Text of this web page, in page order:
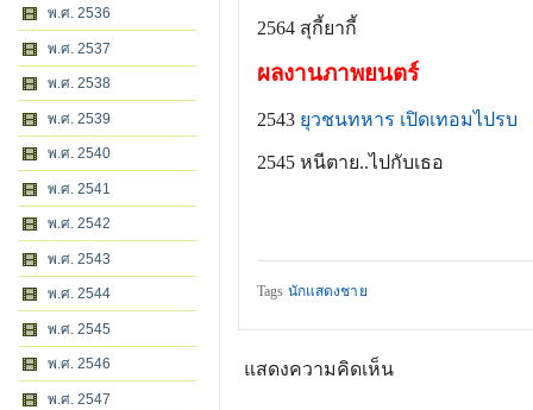
พ.ศ. 2536
พ.ศ. 2537
พ.ศ. 2538
พ.ศ. 2539
พ.ศ. 2540
พ.ศ. 2541
พ.ศ. 2542
พ.ศ. 2543
พ.ศ. 2544
พ.ศ. 2545
พ.ศ. 2546
พ.ศ. 2547
2564 สุกี้ยากี้
ผลงานภาพยนตร์
2543 ยุวชนทหาร เปิดเทอมไปรบ
2545 หนีตาย..ไปกับเธอ
Tags นักแสดงชาย
แสดงความคิดเห็น